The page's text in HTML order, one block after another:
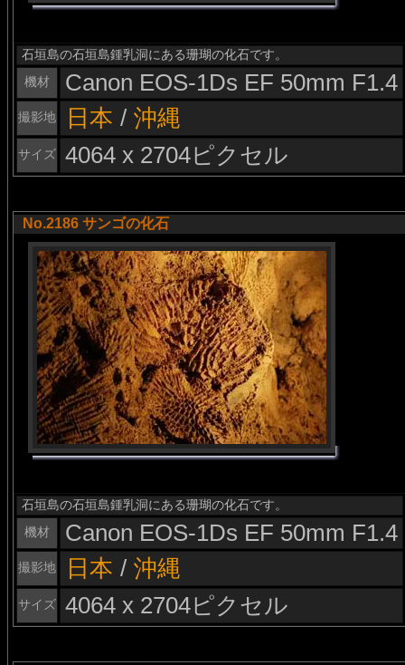
石垣島の石垣島鍾乳洞にある珊瑚の化石です。
機材
Canon EOS-1Ds EF 50mm F1.4
撮影地 日本 / 沖縄
サイズ 4064 x 2704ピクセル
No.2186 サンゴの化石
石垣島の石垣島鍾乳洞にある珊瑚の化石です。
機材
Canon EOS-1Ds EF 50mm F1.4
撮影地 日本 / 沖縄
サイズ 4064 x 2704ピクセル